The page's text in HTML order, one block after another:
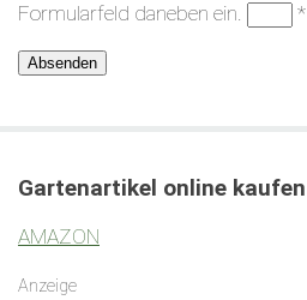
Formularfeld daneben ein.
*
Gartenartikel online kaufen
AMAZON
Anzeige